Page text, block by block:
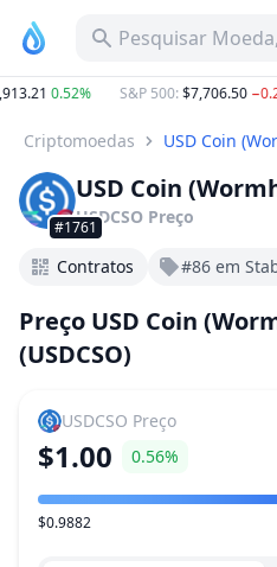
Pesquisar
0.52% S&P 500:$7,706.50
Criptomoedas USD Coin
#1761
USD Coin
USDCSO Preço
Contratos #86 em
Preço USD Coin
(USDCSO)
USDCSO Preço
$1.00 0.56%
Faixa de preço
$0.9882